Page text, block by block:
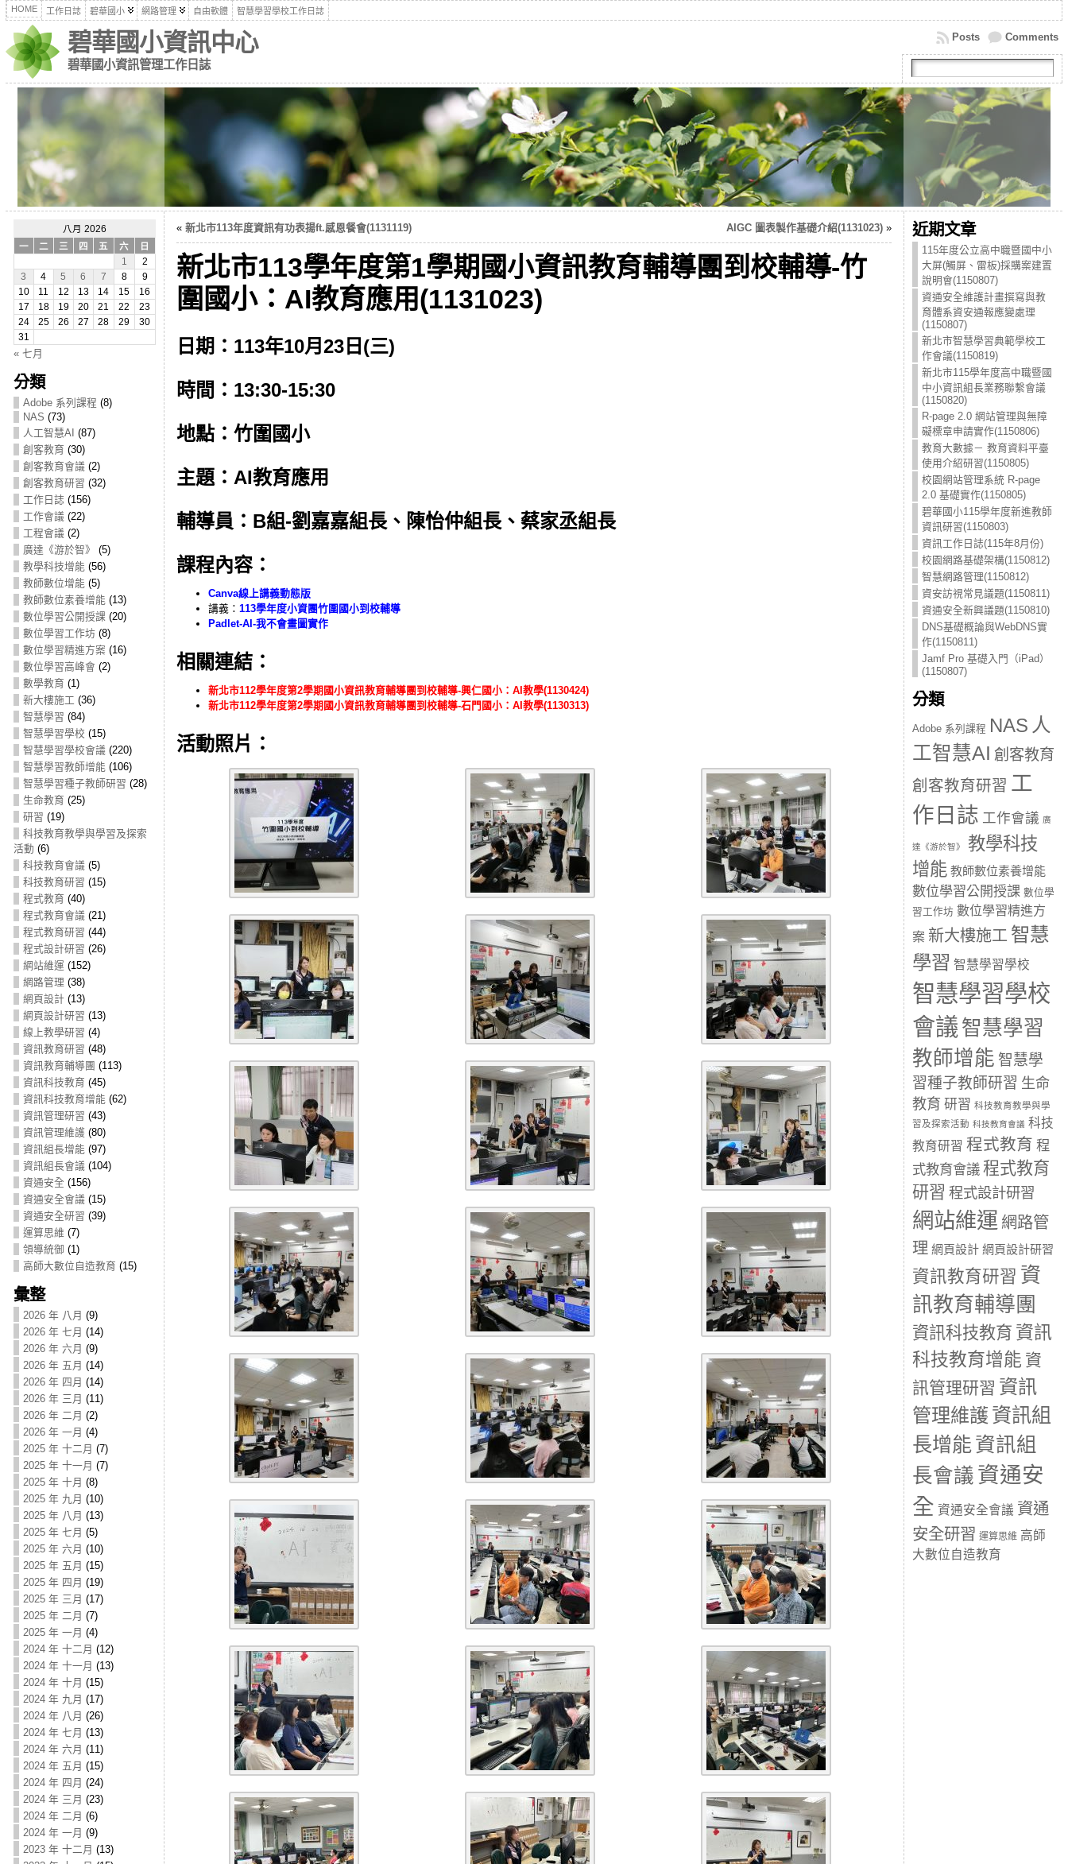
HOME 工作日誌 碧華國小 網路管理 自由軟體 智慧學習學校工作日誌
碧華國小資訊中心
碧華國小資訊管理工作日誌
Comments
Posts
八月 2026
一
二 三 四 五 六
日
1
2
3
4 5 6 7 8
9
10
11 12 13 14 15
16
17
18 19 20 21 22
23
24
25 26 27 28 29
30
31
« 七月
分類
Adobe 系列課程 (8)
NAS (73)
人工智慧AI (87)
創客教育 (30)
創客教育會議 (2)
創客教育研習 (32)
工作日誌 (156)
工作會議 (22)
工程會議 (2)
廣達《游於智》
(5)
教學科技增能(56)
教師數位增能(5)
教師數位素養增能(13)
數位學習公開授課 (20)
數位學習工作坊(8)
數位學習精進方案 (16)
數位學習高峰會 (2)
數學教育 (1)
新大樓施工 (36)
智慧學習 (84)
智慧學習學校 (15)
智慧學習學校會議 (220)
智慧學習教師增能(106)
智慧學習種子教師研習 (28)
生命教育 (25)
研習 (19)
科技教育教學與學習及探索
活動 (6)
科技教育會議 (5)
科技教育研習 (15)
程式教育 (40)
程式教育會議 (21)
程式教育研習 (44)
程式設計研習 (26)
網站維運 (152)
網路管理 (38)
網頁設計(13)
網頁設計研習 (13)
線上教學研習 (4)
資訊教育研習 (48)
資訊教育輔導團 (113)
資訊科技教育 (45)
資訊科技教育增能(62)
資訊管理研習 (43)
資訊管理維護(80)
資訊組長增能(97)
資訊組長會議 (104)
資通安全 (156)
資通安全會議 (15)
資通安全研習 (39)
運算思維 (7)
領導統御 (1)
高師大數位自造教育 (15)
彙整
2026 年 八月 (9)
2026 年 七月 (14)
2026 年 六月 (9)
2026 年 五月 (14)
2026 年 四月 (14)
2026 年 三月 (11)
2026 年 二月 (2)
2026 年 一月 (4)
2025 年 十二月 (7)
2025 年 十一月 (7)
2025 年 十月 (8)
2025 年 九月 (10)
2025 年 八月 (13)
2025 年 七月 (5)
2025 年 六月 (10)
2025 年 五月 (15)
2025 年 四月 (19)
2025 年 三月 (17)
2025 年 二月 (7)
2025 年 一月 (4)
2024 年 十二月 (12)
2024 年 十一月 (13)
2024 年 十月 (15)
2024 年 九月 (17)
2024 年 八月 (26)
2024 年 七月 (13)
2024 年 六月 (11)
2024 年 五月 (15)
2024 年 四月 (24)
2024 年 三月 (23)
2024 年 二月 (6)
2024 年 一月 (9)
2023 年 十二月 (13)
« 新北市113年度資訊有功表揚ft.感恩餐會(1131119) AIGC 圖表製作基礎介紹(1131023)»
新北市113學年度第1學期國小資訊教育輔導團到校輔導-竹
圍國小：AI教育應用(1131023)
日期：113年10月23日(三)
時間：13:30-15:30
地點：竹圍國小
主題：AI教育應用
輔導員：B組-劉嘉嘉組長、陳怡仲組長、蔡家丞組長
課程內容：
Canva線上講義動態版
講義： 113學年度小資團竹圍國小到校輔導
Padlet-AI-我不會畫圖實作
相關連結：
新北市112學年度第2學期國小資訊教育輔導團到校輔導-興仁國小：AI教學(1130424)
新北市112學年度第2學期國小資訊教育輔導團到校輔導-石門國小：AI教學(1130313)
活動照片：
近期文章
115年度公立高中職暨國中小
大屏(觸屏、雷板)採購案建置
說明會(1150807)
資通安全維護計畫撰寫與教
育體系資安通報應變處理
(1150807)
新北市智慧學習典範學校工
作會議(1150819)
新北市115學年度高中職暨國
中小資訊組長業務聯繫會議
(1150820)
R-page 2.0 網站管理與無障
礙標章申請實作(1150806)
教育大數據－ 教育資料平臺
使用介紹研習(1150805)
校園網站管理系統 R-page
2.0 基礎實作(1150805)
碧華國小115學年度新進教師
資訊研習(1150803)
資訊工作日誌(115年8月份)
校園網路基礎架構(1150812)
智慧網路管理(1150812)
資安訪視常見議題(1150811)
資通安全新興議題(1150810)
DNS基礎概論與WebDNS實
作(1150811)
Jamf Pro 基礎入門（iPad）
(1150807)
分類
Adobe 系列課程 NAS 人
工智慧AI 創客教育
創客教育研習 工
作日誌 工作會議 廣
達《游於智》
教學科技
增能 教師數位素養增能
數位學習公開授課 數位學
習工作坊 數位學習精進方
案 新大樓施工 智慧
學習 智慧學習學校
智慧學習學校
會議 智慧學習
教師增能 智慧學
習種子教師研習 生命
教育 研習 科技教育教學與學
習及探索活動 科技教育會議 科技
教育研習 程式教育 程
式教育會議 程式教育
研習 程式設計研習
網站維運 網路管
理 網頁設計 網頁設計研習
資訊教育研習 資
訊教育輔導團
資訊科技教育 資訊
科技教育增能 資
訊管理研習 資訊
管理維護 資訊組
長增能資訊組
長會議 資通安
全 資通安全會議 資通
安全研習 運算思維 高師
大數位自造教育